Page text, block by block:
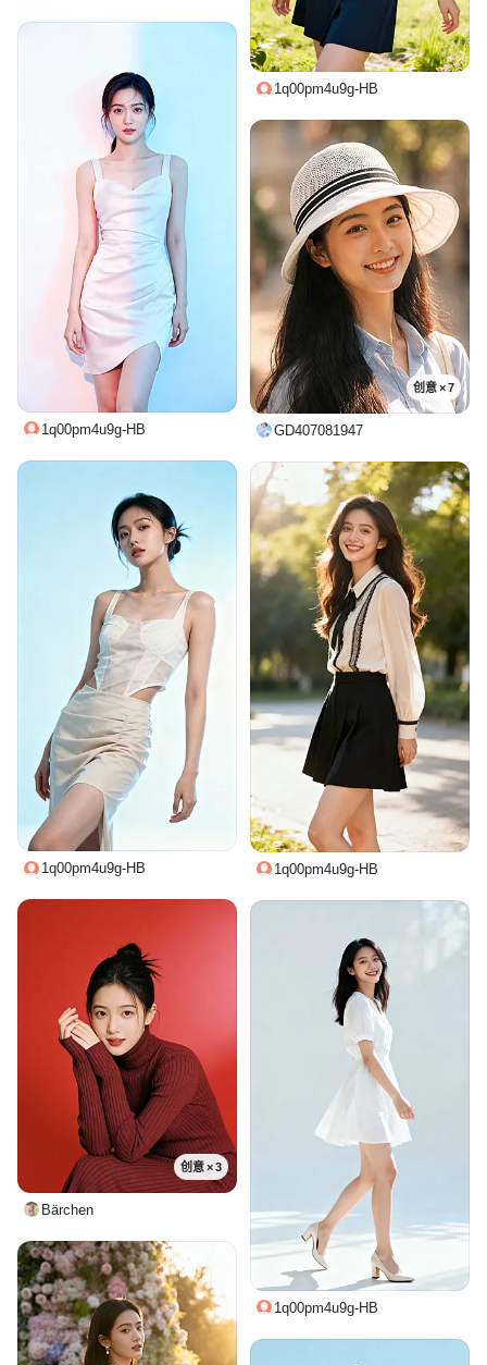
1q00pm4u9g-HB
1q00pm4u9g-HB
创意 × 7
GD407081947
1q00pm4u9g-HB 1q00pm4u9g-HB
创意 × 3
Bärchen
1q00pm4u9g-HB